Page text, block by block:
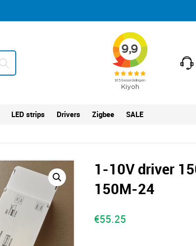
LED strips Drivers Zigbee SALE
1-10V driver
150M-24
€55.25